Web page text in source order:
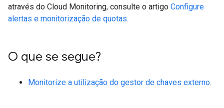
através do Cloud Monitoring, consulte o artigo Configure
alertas e monitorização de quotas.
O que se segue?
Monitorize a utilização do gestor de chaves externo.